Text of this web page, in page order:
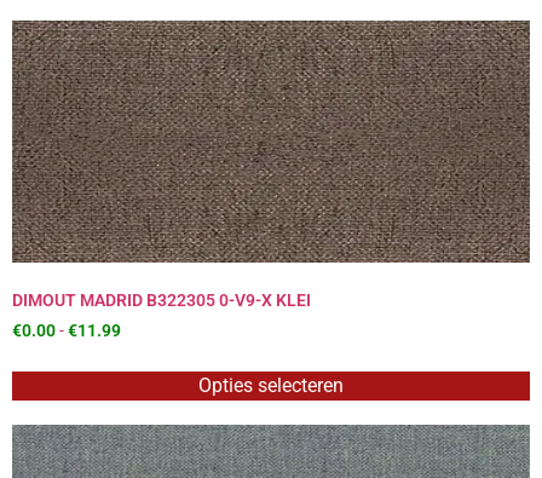
DIMOUT MADRID B322305 0-V9-X KLEI
€0.00-€11.99
Opties selecteren